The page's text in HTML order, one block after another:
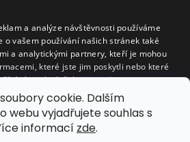
cookie. Dalším
webu vyjadřujete souhlas s
informací zde.
Facebook
a analýze návštěvnosti používáme
o vašem používání našich stránek také
a analytickými partnery, kteří je mohou
které jste jim poskytli nebo které
jejich služeb.Více informací
SOUBORY
SOUBORY CÍLENÍ